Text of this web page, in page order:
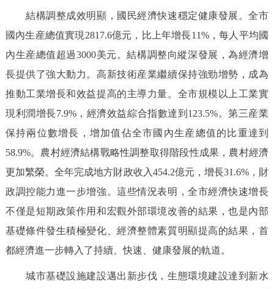
參與調查 線上訪談 圖説互動
走進北京
北京概況 十六區概覽 人文北京
綠色北京 圖説北京 視頻北京
多語種
ENGLISH 한국어 日本語
DEUTSCH FRANÇAIS РУССКИЙ ЯЗЫК
結構調整成效明顯，國民經濟快速穩定健康發展。全市
國內生産總值實現2817.6億元，比上年增長11%，每人平均國
內生産總值超過3000美元。結構調整向縱深發展，為經濟增
長提供了強大動力。高新技術産業繼續保持強勁增勢，成為
推動工業增長和效益提高的主導力量。全市規模以上工業實
現利潤增長7.9%，經濟效益綜合指數達到123.5%。第三産業
保持兩位數增長，增加值佔全市國內生産總值的比重達到
58.9%。農村經濟結構戰略性調整取得階段性成果，農村經濟
更加繁榮。全年完成地方財政收入454.2億元，增長31.6%，財
政調控能力進一步增強。這些情況表明，全市經濟快速增長
不僅是短期政策作用和宏觀外部環境改善的結果，也是內部
基礎條件發生積極變化、經濟整體素質明顯提高的結果，首
都經濟進一步轉入了持續、快速、健康發展的軌道。
城市基礎設施建設邁出新步伐，生態環境建設達到新水